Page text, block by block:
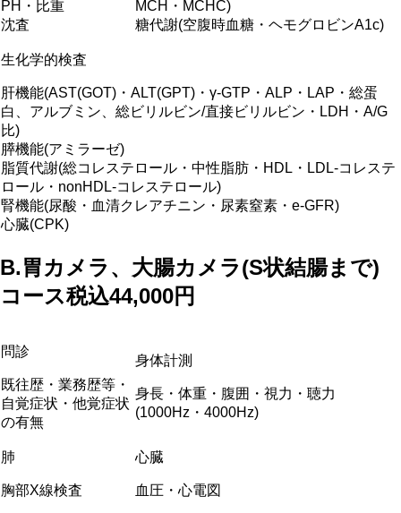
PH・比重
沈査
MCH・MCHC)
糖代謝(空腹時血糖・ヘモグロビンA1c)
生化学的検査
肝機能(AST(GOT)・ALT(GPT)・γ-GTP・ALP・LAP・総蛋
白、アルブミン、総ビリルビン/直接ビリルビン・LDH・A/G
比)
膵機能(アミラーゼ)
脂質代謝(総コレステロール・中性脂肪・HDL・LDL-コレステ
ロール・nonHDL-コレステロール)
腎機能(尿酸・血清クレアチニン・尿素窒素・e-GFR)
心臓(CPK)
B.胃カメラ、大腸カメラ(S状結腸まで)
コース税込44,000円
問診
既往歴・業務歴等・
自覚症状・他覚症状
の有無
身体計測
身長・体重・腹囲・視力・聴力
(1000Hz・4000Hz)
肺
胸部X線検査
心臓
血圧・心電図